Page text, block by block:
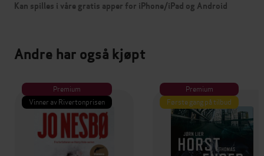
Kan spilles i våre gratis apper for iPhone/iPad og Android
Andre har også kjøpt
Premium
Vinner av Rivertonprisen
Premium
Første gang på tilbud